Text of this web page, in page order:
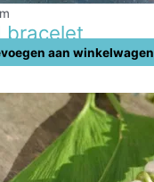
bracelet
aan winkelwagen